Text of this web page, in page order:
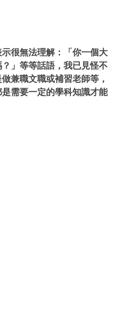
很無法理解：「你一個大
」等等話語，我已見怪不
兼職文職或補習老師等，
需要一定的學科知識才能